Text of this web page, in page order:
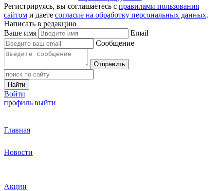
Регистрируясь, вы соглашаетесь с правилами пользования
сайтом и даете согласие на обработку персональных данных.
Написать в редакцию
Ваше имя
Email
Сообщение
Отправить
Найти
Войти
профиль выйти
Главная
Новости
Акции